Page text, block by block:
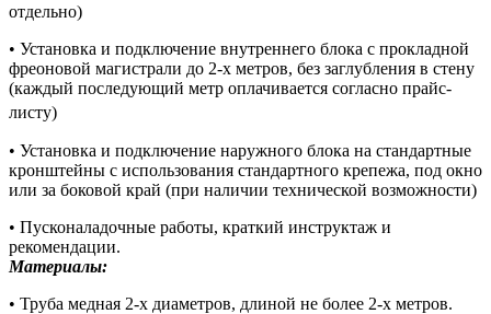
отдельно)
• Установка и подключение внутреннего блока с прокладной
фреоновой магистрали до 2-х метров, без заглубления в стену
(каждый последующий метр оплачивается согласно прайс-
листу)
• Установка и подключение наружного блока на стандартные
кронштейны с использования стандартного крепежа, под окно
или за боковой край (при наличии технической возможности)
• Пусконаладочные работы, краткий инструктаж и
рекомендации.
Материалы:
• Труба медная 2-х диаметров, длиной не более 2-х метров.